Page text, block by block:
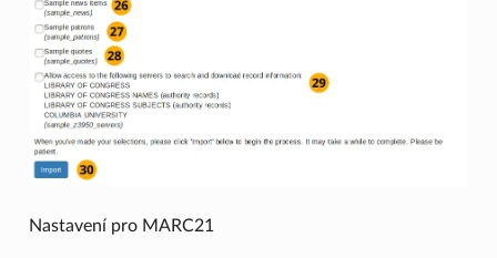
Nastavení pro MARC21